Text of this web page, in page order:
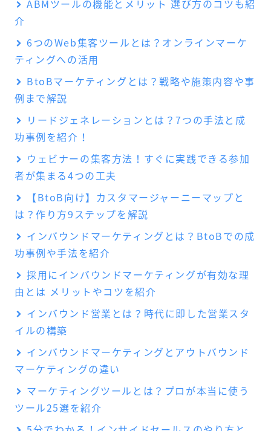
ABMツールの機能とメリット 選び方のコツも紹
介
6つのWeb集客ツールとは？オンラインマーケ
ティングへの活用
BtoBマーケティングとは？戦略や施策内容や事
例まで解説
リードジェネレーションとは？7つの手法と成
功事例を紹介！
ウェビナーの集客方法！すぐに実践できる参加
者が集まる4つの工夫
【BtoB向け】カスタマージャーニーマップと
は？作り方9ステップを解説
インバウンドマーケティングとは？BtoBでの成
功事例や手法を紹介
採用にインバウンドマーケティングが有効な理
由とは メリットやコツを紹介
インバウンド営業とは？時代に即した営業スタ
イルの構築
インバウンドマーケティングとアウトバウンド
マーケティングの違い
マーケティングツールとは？プロが本当に使う
ツール25選を紹介